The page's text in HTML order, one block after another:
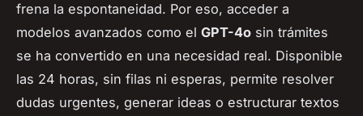
frena la espontaneidad. Por eso, acceder a
modelos avanzados como el GPT-4o sin trámites
se ha convertido en una necesidad real. Disponible
las 24 horas, sin filas ni esperas, permite resolver
dudas urgentes, generar ideas o estructurar textos